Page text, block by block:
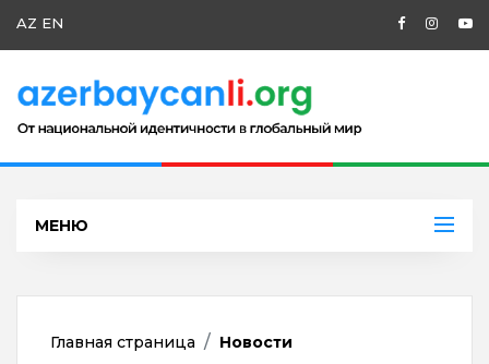
AZ EN
МЕНЮ
Главная страница Новости